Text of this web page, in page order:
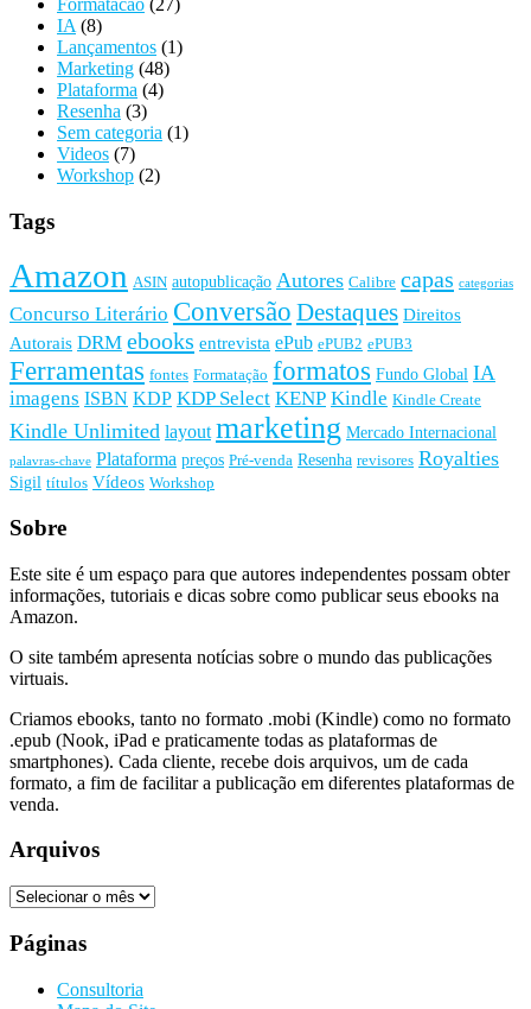
IA (8)
Lançamentos (1)
Marketing (48)
Plataforma (4)
Resenha (3)
Sem categoria (1)
Videos (7)
Workshop (2)
Tags
Amazon ASIN autopublicação Autores Calibre capas categorias
Concurso Literário Conversão Destaques Direitos
Autorais DRM ebooks entrevista ePub ePUB2 ePUB3
Ferramentas fontes Formatação formatos Fundo Global IA
imagens ISBN KDP KDP Select KENP Kindle Kindle Create
Kindle Unlimited layout marketing Mercado Internacional
palavras-chave Plataforma preços Pré-venda Resenha revisores Royalties
Sigil títulos Vídeos Workshop
Sobre
Este site é um espaço para que autores independentes possam obter
informações, tutoriais e dicas sobre como publicar seus ebooks na
Amazon.
O site também apresenta notícias sobre o mundo das publicações
virtuais.
Criamos ebooks, tanto no formato .mobi (Kindle) como no formato
.epub (Nook, iPad e praticamente todas as plataformas de
smartphones). Cada cliente, recebe dois arquivos, um de cada
formato, a fim de facilitar a publicação em diferentes plataformas de
venda.
Arquivos
Arquivos
Páginas
Consultoria